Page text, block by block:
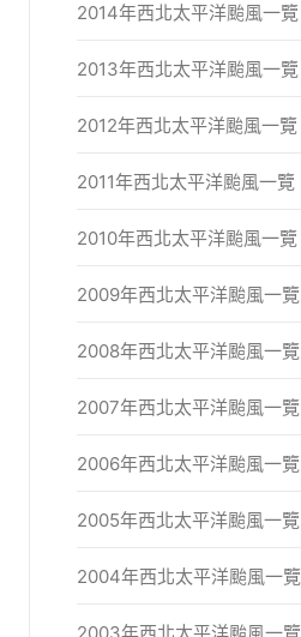
2014年西北太平洋颱風一覽
2013年西北太平洋颱風一覽
2012年西北太平洋颱風一覽
2011年西北太平洋颱風一覽
2010年西北太平洋颱風一覽
2009年西北太平洋颱風一覽
2008年西北太平洋颱風一覽
2007年西北太平洋颱風一覽
2006年西北太平洋颱風一覽
2005年西北太平洋颱風一覽
2004年西北太平洋颱風一覽